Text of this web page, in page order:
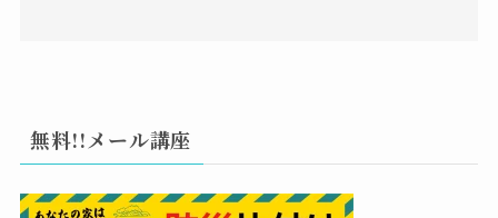
無料!!メール講座